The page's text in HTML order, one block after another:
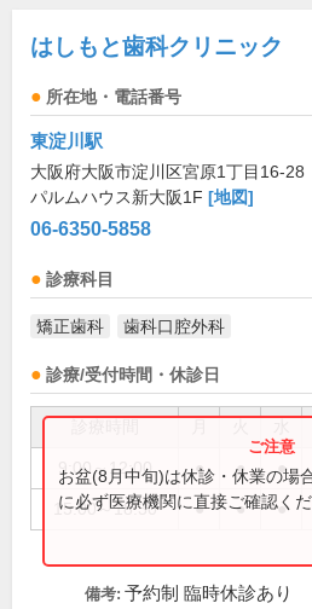
はしもと歯科クリニック
所在地・電話番号
東淀川駅
大阪府大阪市淀川区宮原1丁目16-28
パルムハウス新大阪1F [地図]
06-6350-5858
診療科目
矯正歯科 歯科口腔外科
診療/受付時間・休診日
9:00～12:00 ● ● ●
15:00～18:30 ● ● ●
お盆(8月中旬)は休診・休業の場
に必ず医療機関に直接ご確認くだ
備考: 予約制 臨時休診あり